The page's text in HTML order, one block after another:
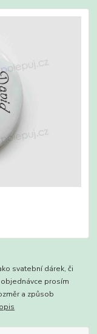
svatební dárek, či
prosím
a způsob